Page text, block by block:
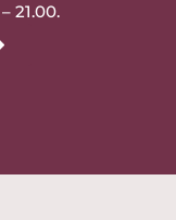
21.00.